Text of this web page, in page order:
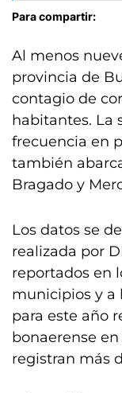
Para compartir:
Al menos
provincia de
contagio de
habitantes. La
frecuencia en
también
Bragado y
Los datos se
realizada por
reportados en
municipios y a
para este año
bonaerense
registran más